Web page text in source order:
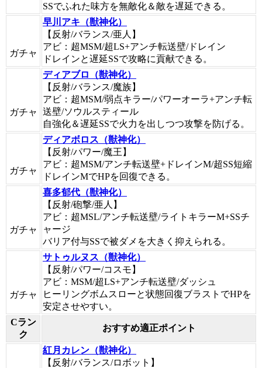
SSでふれた味方を無敵化＆敵を遅延できる。
ガチャ
早川アキ（獣神化）
【反射/バランス/亜人】
アビ：超MSM/超LS+アンチ転送壁/ドレイン
ドレインと遅延SSで攻略に貢献できる。
ガチャ
ディアブロ（獣神化）
【反射/バランス/魔族】
アビ：超MSM/弱点キラー/パワーオーラ+アンチ転
送壁/ソウルスティール
自強化＆遅延SSで火力を出しつつ攻撃を防げる。
ガチャ
ディアボロス（獣神化）
【反射/パワー/魔王】
アビ：超MSM/アンチ転送壁+ドレインM/超SS短縮
ドレインMでHPを回復できる。
ガチャ
喜多郁代（獣神化）
【反射/砲撃/亜人】
アビ：超MSL/アンチ転送壁/ライトキラーM+SSチ
ャージ
バリア付与SSで被ダメを大きく抑えられる。
ガチャ
サトゥルヌス（獣神化）
【反射/パワー/コスモ】
アビ：MSM/超LS+アンチ転送壁/ダッシュ
ヒーリングボムスローと状態回復ブラストでHPを
安定させやすい。
Cラン
ク
おすすめ適正ポイント
紅月カレン（獣神化）
【反射/バランス/ロボット】